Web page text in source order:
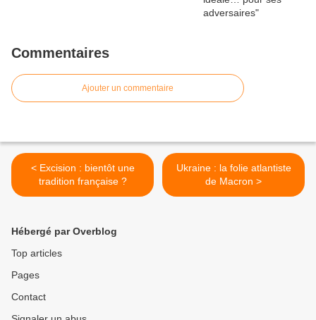
Commentaires
Ajouter un commentaire
< Excision : bientôt une
tradition française ?
Ukraine : la folie atlantiste
de Macron >
Hébergé par Overblog
Top articles
Pages
Contact